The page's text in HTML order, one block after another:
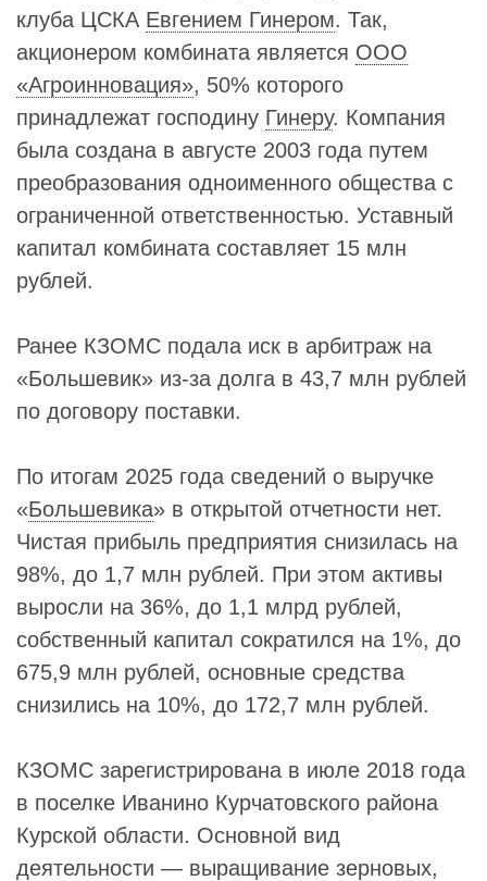
клуба ЦСКА Евгением Гинером. Так,
акционером комбината является ООО
«Агроинновация», 50% которого
принадлежат господину Гинеру. Компания
была создана в августе 2003 года путем
преобразования одноименного общества с
ограниченной ответственностью. Уставный
капитал комбината составляет 15 млн
рублей.
Ранее КЗОМС подала иск в арбитраж на
«Большевик» из-за долга в 43,7 млн рублей
по договору поставки.
По итогам 2025 года сведений о выручке
«Большевика» в открытой отчетности нет.
Чистая прибыль предприятия снизилась на
98%, до 1,7 млн рублей. При этом активы
выросли на 36%, до 1,1 млрд рублей,
собственный капитал сократился на 1%, до
675,9 млн рублей, основные средства
снизились на 10%, до 172,7 млн рублей.
КЗОМС зарегистрирована в июле 2018 года
в поселке Иванино Курчатовского района
Курской области. Основной вид
деятельности — выращивание зерновых,